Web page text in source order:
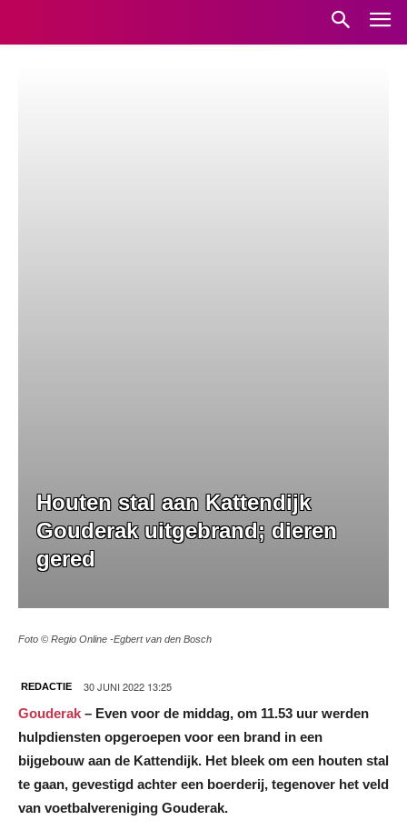
Houten stal aan Kattendijk
Gouderak uitgebrand; dieren
gered
Foto © Regio Online -Egbert van den Bosch
REDACTIE 30 JUNI 2022 13:25
Gouderak – Even voor de middag, om 11.53 uur werden
hulpdiensten opgeroepen voor een brand in een
bijgebouw aan de Kattendijk. Het bleek om een houten stal
te gaan, gevestigd achter een boerderij, tegenover het veld
van voetbalvereniging Gouderak.